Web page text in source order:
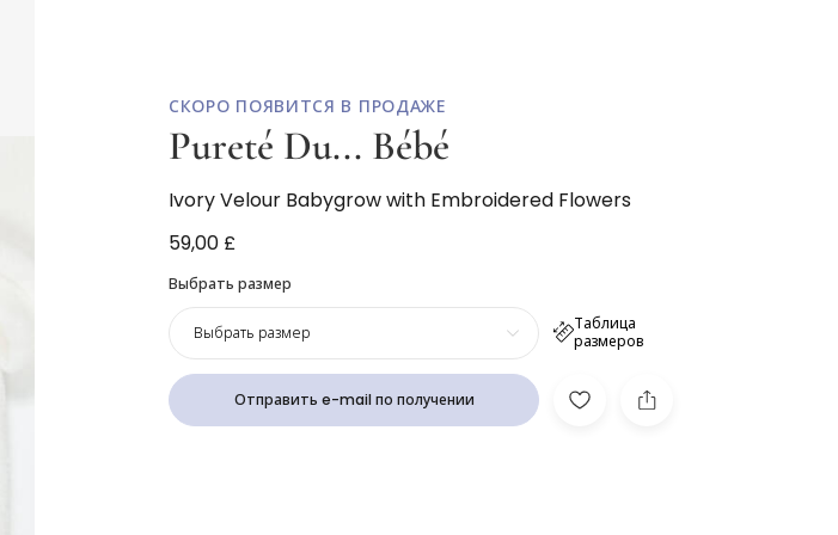
СКОРО ПОЯВИТСЯ В ПРОДАЖЕ
Pureté Du... Bébé
Ivory Velour Babygrow with Embroidered Flowers
59,00 £
Выбрать размер
Таблица
размеров
Выбрать размер
Отправить e-mail по получении